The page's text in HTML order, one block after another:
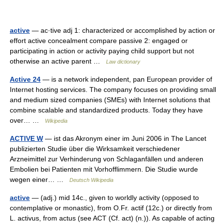
active — ac·tive adj 1: characterized or accomplished by action or
effort active concealment compare passive 2: engaged or
participating in action or activity paying child support but not
otherwise an active parent …
Law dictionary
Active 24 — is a network independent, pan European provider of
Internet hosting services. The company focuses on providing small
and medium sized companies (SMEs) with Internet solutions that
combine scalable and standardized products. Today they have
over… …
Wikipedia
ACTIVE W — ist das Akronym einer im Juni 2006 in The Lancet
publizierten Studie über die Wirksamkeit verschiedener
Arzneimittel zur Verhinderung von Schlaganfällen und anderen
Embolien bei Patienten mit Vorhofflimmern. Die Studie wurde
wegen einer… …
Deutsch Wikipedia
active — (adj.) mid 14c., given to worldly activity (opposed to
contemplative or monastic), from O.Fr. actif (12c.) or directly from
L. activus, from actus (see ACT (Cf. act) (n.)). As capable of acting